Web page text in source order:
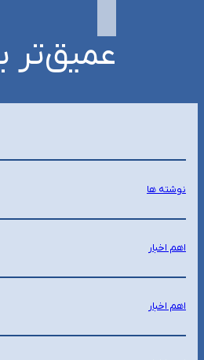
عمیق‌تر
نوشته ها
اهم اخبار
اهم اخبار